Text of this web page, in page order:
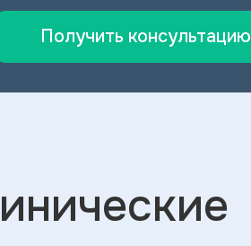
Получить консультацию